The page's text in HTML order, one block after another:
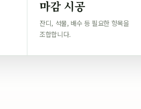
마감 시공
잔디, 석물, 배수 등 필요한 항목을
조합합니다.